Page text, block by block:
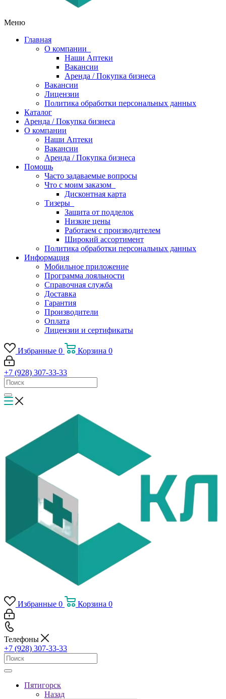
Меню
Главная
О компании
Наши Аптеки
Вакансии
Аренда / Покупка бизнеса
Вакансии
Лицензии
Политика обработки персональных данных
Каталог
Аренда / Покупка бизнеса
О компании
Наши Аптеки
Вакансии
Аренда / Покупка бизнеса
Помощь
Часто задаваемые вопросы
Что с моим заказом
Дисконтная карта
Тизеры
Защита от подделок
Низкие цены
Работаем с производителем
Широкий ассортимент
Политика обработки персональных данных
Информация
Мобильное приложение
Программа лояльности
Справочная служба
Доставка
Гарантия
Производители
Оплата
Лицензии и сертификаты
Избранные 0 Корзина 0
+7 (928) 307-33-33
Избранные 0 Корзина 0
Телефоны
+7 (928) 307-33-33
Пятигорск
Назад